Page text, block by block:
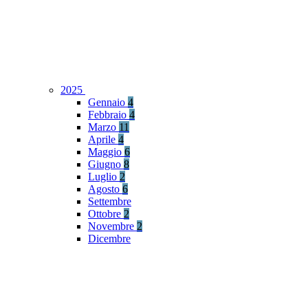
2025
Gennaio 4
Febbraio 4
Marzo 11
Aprile 4
Maggio 6
Giugno 8
Luglio 2
Agosto 6
Settembre
Ottobre 2
Novembre 2
Dicembre